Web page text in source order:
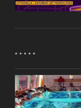
* * * * *